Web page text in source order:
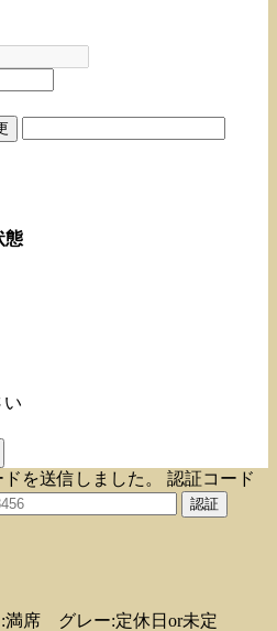
態
い
を送信しました。
認証コード
認証
満席 グレー:定休日or未定